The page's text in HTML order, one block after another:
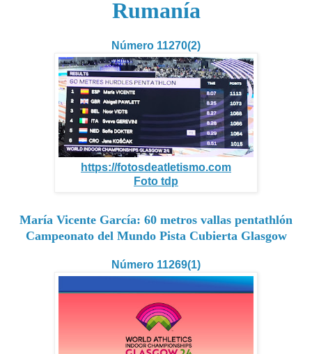
Rumanía
Número 11270(2)
https://fotosdeatletismo.com
Foto tdp
María Vicente García: 60 metros vallas pentathlón
Campeonato del Mundo Pista Cubierta Glasgow
Número 11269(1)